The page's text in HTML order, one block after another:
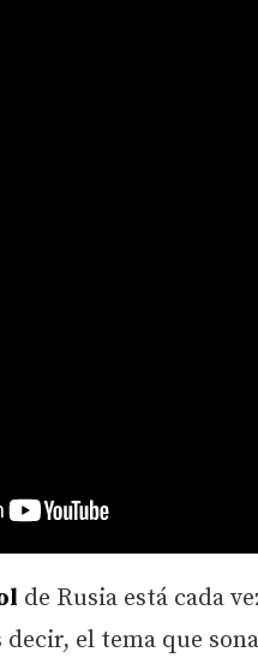
de Rusia está cada
decir, el tema que